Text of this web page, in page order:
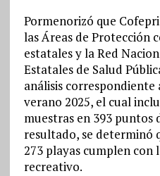
Pormenorizó que
las Áreas de Protección
estatales y la Red
Estatales de Salud
análisis
verano 2025, el cual
muestras en 393 puntos
resultado, se determinó
273 playas cumplen con
recreativo.